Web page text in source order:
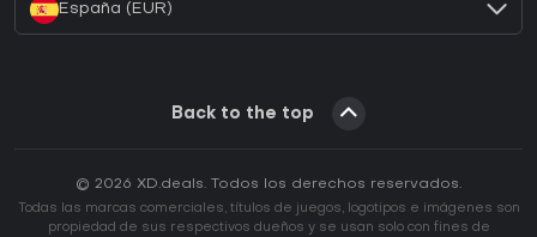
España (EUR)
Back to the top
© 2026 XD.deals. Todos los derechos reservados.
Todas las marcas comerciales, títulos de juegos, logotipos e imágenes son
propiedad de sus respectivos dueños y se usan solo con fines de